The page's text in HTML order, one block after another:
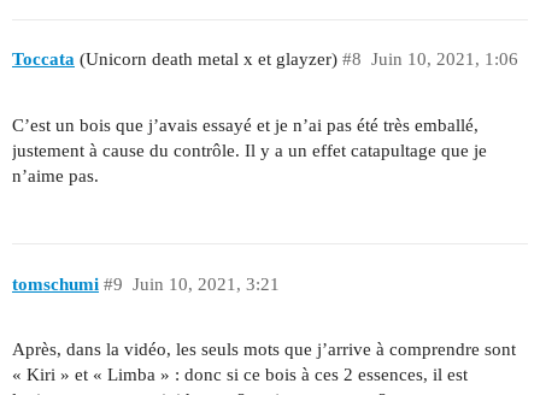
Toccata (Unicorn death metal x et glayzer) Juin 10, 2021, 1:06
#8
C’est un bois que j’avais essayé et je n’ai pas été très emballé,
justement à cause du contrôle. Il y a un effet catapultage que je
n’aime pas.
tomschumi Juin 10, 2021, 3:21
#9
Après, dans la vidéo, les seuls mots que j’arrive à comprendre sont
« Kiri » et « Limba » : donc si ce bois à ces 2 essences, il est